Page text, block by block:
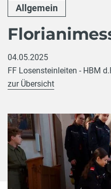
Allgemein
04.05.2025
FF Losensteinleiten - HBM
zur Übersicht